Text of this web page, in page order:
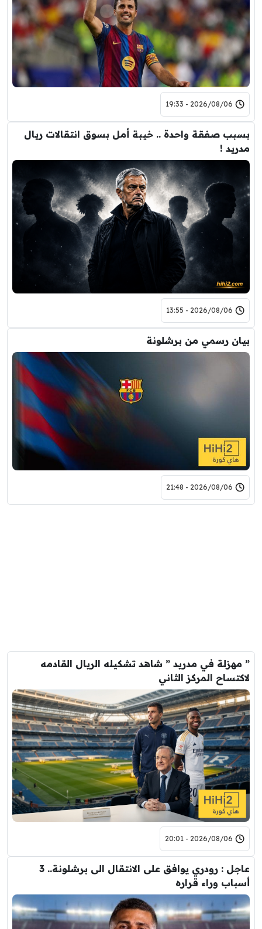
2026/08/06 - 19:33
بسبب صفقة واحدة .. خيبة أمل بسوق انتقالات ريال
مدريد !
2026/08/06 - 13:55
بيان رسمي من برشلونة
2026/08/06 - 21:48
” مهزلة في مدريد ” شاهد تشكيله الريال القادمه
لاكتساح المركز الثاني
2026/08/06 - 20:01
عاجل : رودري يوافق على الانتقال الى برشلونة.. 3
أسباب وراء قراره